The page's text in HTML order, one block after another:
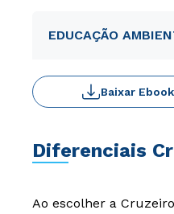
EDUCAÇÃO
Baixar Ebook
Diferenciais
Ao escolher a